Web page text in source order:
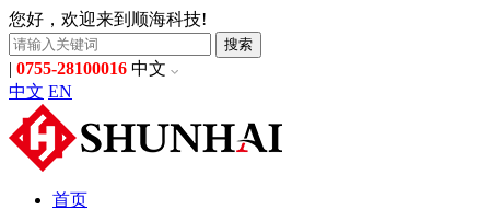
您好，欢迎来到顺海科技!
搜索
| 0755-28100016 中文
中文 EN
首页